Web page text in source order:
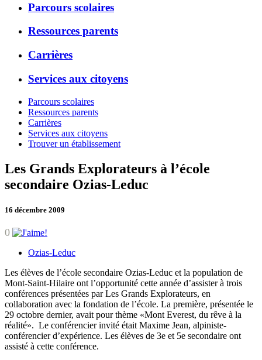
Parcours scolaires
Ressources parents
Carrières
Services aux citoyens
Parcours scolaires
Ressources parents
Carrières
Services aux citoyens
Trouver un établissement
Les Grands Explorateurs à l’école
secondaire Ozias-Leduc
16 décembre 2009
0
Ozias-Leduc
Les élèves de l’école secondaire Ozias-Leduc et la population de
Mont-Saint-Hilaire ont l’opportunité cette année d’assister à trois
conférences présentées par Les Grands Explorateurs, en
collaboration avec la fondation de l’école. La première, présentée le
29 octobre dernier, avait pour thème «Mont Everest, du rêve à la
réalité». Le conférencier invité était Maxime Jean, alpiniste-
conférencier d’expérience. Les élèves de 3e et 5e secondaire ont
assisté à cette conférence.